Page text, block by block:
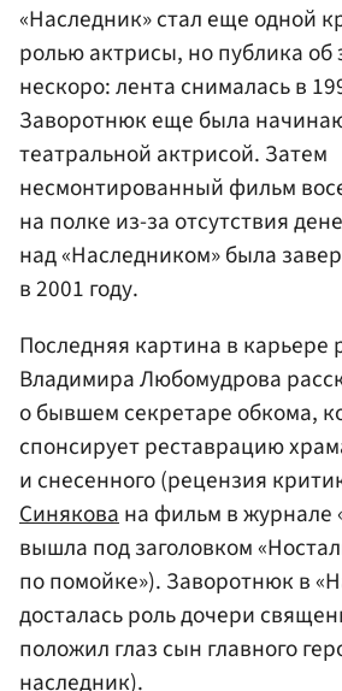
«Наследник» стал еще одной
ролью актрисы, но публика об
нескоро: лента снималась в
Заворотнюк еще была
театральной актрисой. Затем
несмонтированный фильм
на полке из-за отсутствия
над «Наследником» была
в 2001 году.
Последняя картина в карьере
Владимира Любомудрова
о бывшем секретаре обкома,
спонсирует реставрацию
и снесенного (рецензия
Синякована фильм в журнале
вышла под заголовком
по помойке»). Заворотнюк в
досталась роль дочери
положил глаз сын главного
наследник).